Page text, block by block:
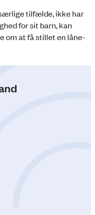
tilfælde, ikke har
for sit barn, kan
om at få stillet en låne-